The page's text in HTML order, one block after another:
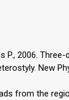
P., 2006.
New
from the